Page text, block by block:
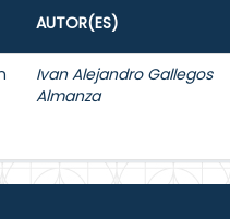
AUTOR(ES)
Ivan Alejandro Gallegos
Almanza